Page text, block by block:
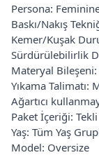
Persona:
Baskı/Nakış
Kemer/Kuşak
Sürdürülebilirlik
Materyal
Yıkama Talimatı:
Ağartıcı
Paket İçeriği: Tekli
Yaş: Tüm Yaş
Model: Oversize